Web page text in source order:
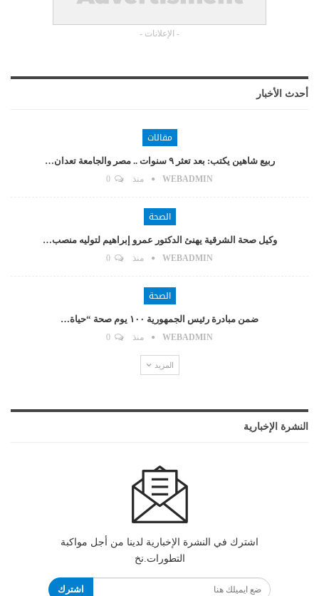
- الإعلانات -
أحدث الأخبار
مقالات
ربيع شاهين يكتب: بعد تعثر ٩ سنوات .. مصر والجامعة تعدان…
WEBADMIN منذ
الصحة
وكيل صحة الشرقية يهنئ الدكتور عمرو إبراهيم لتوليه منصب…
WEBADMIN منذ
الصحة
ضمن مبادرة رئيس الجمهورية ١٠٠ يوم صحة “حياة…
WEBADMIN منذ
المزيد
النشرة الإخبارية
اشترك في النشرة الإخبارية لدينا من أجل مواكبة
التطورات.نخ
اشترك